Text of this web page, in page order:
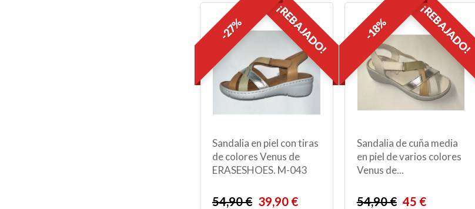
¡REBAJADO!
-27%
Sandalia en piel con tiras
de colores Venus de
ERASESHOES. M-043
54,90 € 39,90 €
¡REBAJADO!
-18%
Sandalia de cuña media
en piel de varios colores
Venus de...
54,90 € 45 €